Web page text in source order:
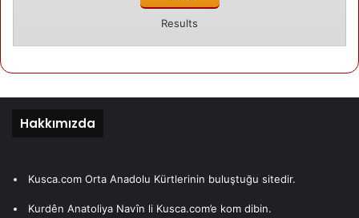
Results
Hakkımızda
Kusca.com Orta Anadolu Kürtlerinin buluştuğu sitedir.
Kurdên Anatoliya Navîn li Kusca.com’e kom dibin.